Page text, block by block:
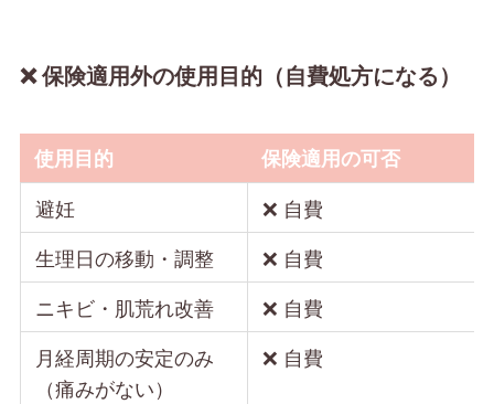
❌ 保険適用外の使用目的（自費処方になる）
使用目的
保険適用の可否
避妊
❌ 自費
生理日の移動・調整
❌ 自費
ニキビ・肌荒れ改善
❌ 自費
月経周期の安定のみ
（痛みがない）
❌ 自費